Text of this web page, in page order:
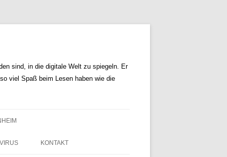
sind, in die digitale Welt zu spiegeln. Er
viel Spaß beim Lesen haben wie die
KONTAKT